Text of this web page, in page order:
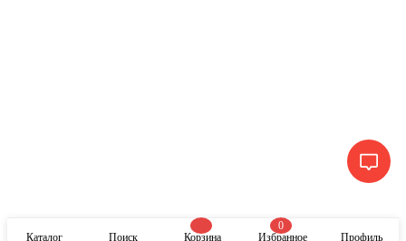
Каталог Поиск Корзина
0
Избранное
Профиль